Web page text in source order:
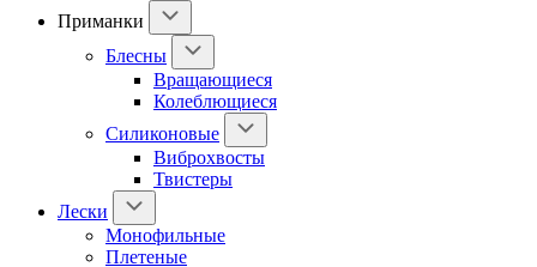
Приманки
Блесны
Вращающиеся
Колеблющиеся
Силиконовые
Виброхвосты
Твистеры
Лески
Монофильные
Плетеные